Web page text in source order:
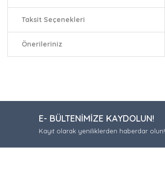
Taksit Seçenekleri
Önerileriniz
E- BÜLTENİMİZE KAYDOLUN!
Kayıt olarak yeniliklerden haberdar olun!